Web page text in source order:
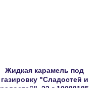
Жидкая карамель под
газировку "Сладостей и